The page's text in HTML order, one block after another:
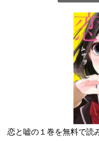
恋と嘘の１巻を無料で読